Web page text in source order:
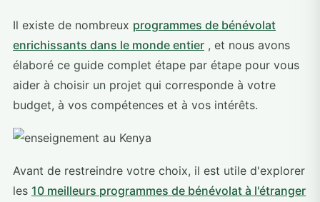
Il existe de nombreux programmes de bénévolat
enrichissants dans le monde entier , et nous avons
élaboré ce guide complet étape par étape pour vous
aider à choisir un projet qui corresponde à votre
budget, à vos compétences et à vos intérêts.
Avant de restreindre votre choix, il est utile d'explorer
les 10 meilleurs programmes de bénévolat à l'étranger